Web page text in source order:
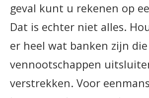
geval kunt u rekenen op
Dat is echter niet alles.
er heel wat banken zijn
vennootschappen
verstrekken. Voor